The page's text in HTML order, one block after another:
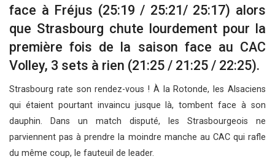
face à Fréjus (25:19 / 25:21/ 25:17) alors
que Strasbourg chute lourdement pour la
première fois de la saison face au CAC
Volley, 3 sets à rien (21:25 / 21:25 / 22:25).
Strasbourg rate son rendez-vous ! À la Rotonde, les Alsaciens
qui étaient pourtant invaincu jusque là, tombent face à son
dauphin. Dans un match disputé, les Strasbourgeois ne
parviennent pas à prendre la moindre manche au CAC qui rafle
du même coup, le fauteuil de leader.